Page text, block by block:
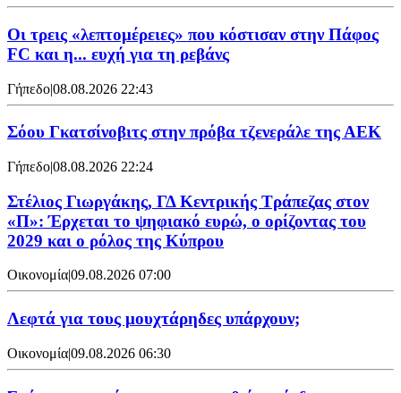
Οι τρεις «λεπτομέρειες» που κόστισαν στην Πάφος
FC και η... ευχή για τη ρεβάνς
Γήπεδο|08.08.2026 22:43
Σόου Γκατσίνοβιτς στην πρόβα τζενεράλε της ΑΕΚ
Γήπεδο|08.08.2026 22:24
Στέλιος Γιωργάκης, ΓΔ Κεντρικής Τράπεζας στον
«Π»: Έρχεται το ψηφιακό ευρώ, ο ορίζοντας του
2029 και ο ρόλος της Κύπρου
Οικονομία|09.08.2026 07:00
Λεφτά για τους μουχτάρηδες υπάρχουν;
Οικονομία|09.08.2026 06:30